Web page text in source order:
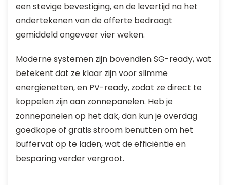
een stevige bevestiging, en de levertijd na het
ondertekenen van de offerte bedraagt
gemiddeld ongeveer vier weken.
Moderne systemen zijn bovendien SG-ready, wat
betekent dat ze klaar zijn voor slimme
energienetten, en PV-ready, zodat ze direct te
koppelen zijn aan zonnepanelen. Heb je
zonnepanelen op het dak, dan kun je overdag
goedkope of gratis stroom benutten om het
buffervat op te laden, wat de efficiëntie en
besparing verder vergroot.